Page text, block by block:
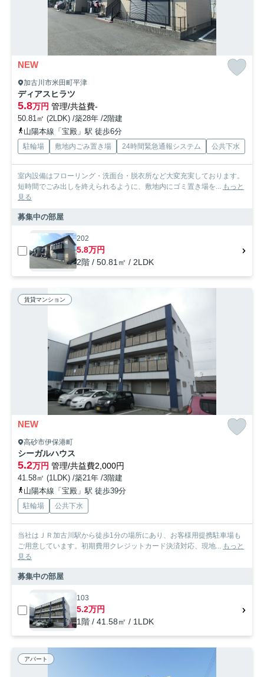
NEW
加古川市米田町平津
ディアスヒラツ
5.8万円 管理/共益費-
50.81㎡ (2LDK) /築28年 /2階建
山陽本線「宝殿」駅 徒歩6分
駐輪場 敷地内ごみ置き場 24時間緊急通報システム 公共下水
室内設備はフローリング・洗面台・脱衣所など大変充実しております。
短時間でごみ出しを終えられるように、敷地内にゴミ置き場を... もっと
見る
募集中の部屋
202
5.8万円
2階 / 50.81㎡ / 2LDK
賃貸マンション
NEW
高砂市伊保港町
シーガルハウス
5.2万円 管理/共益費2,000円
41.58㎡ (1LDK) /築21年 /3階建
山陽本線「宝殿」駅 徒歩39分
駐輪場 公共下水
当社はＪＲ加古川駅から徒歩1分の場所にあり、お客様用提携駐車場も
ご用意しています。初期費用クレジットカード決済対応、現地... もっと
見る
募集中の部屋
103
5.2万円
1階 / 41.58㎡ / 1LDK
アパート